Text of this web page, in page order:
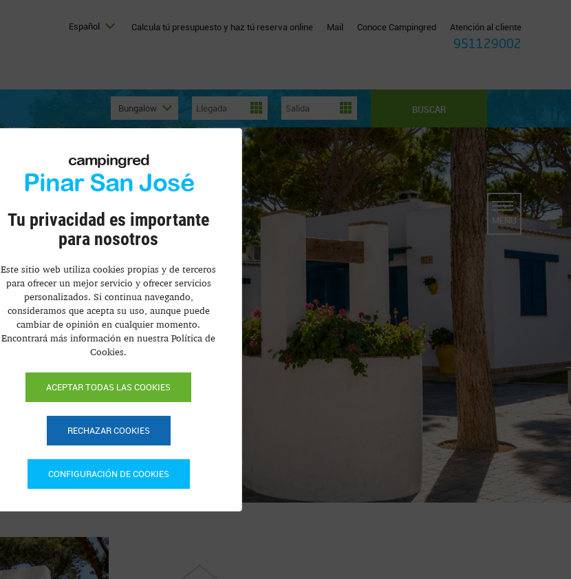
Español Calcula tú presupuesto y haz tú reserva online Mail
Conoce Campingred
951129002
Atención al cliente
Bungalow BUSCAR
MENU
campingred
Pinar San José
Tu privacidad es importante
para nosotros
Este sitio web utiliza cookies propias y de terceros
para ofrecer un mejor servicio y ofrecer servicios
personalizados. Si continua navegando,
consideramos que acepta su uso, aunque puede
cambiar de opinión en cualquier momento.
Encontrará más información en nuestra Política de
Cookies.
ACEPTAR TODAS LAS COOKIES
RECHAZAR COOKIES
CONFIGURACIÓN DE COOKIES